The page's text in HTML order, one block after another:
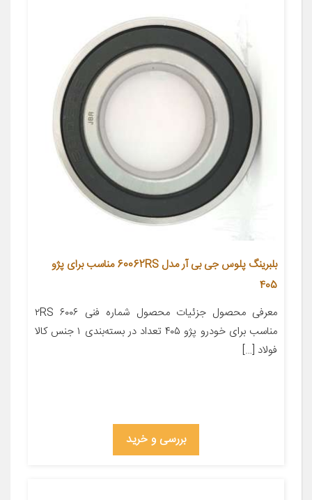
بلبرینگ پلوس جی بی آر مدل 60062RS مناسب برای پژو
405
معرفی محصول جزئیات محصول شماره فنی ۶۰۰۶ ۲RS
مناسب برای خودرو پژو ۴۰۵ تعداد در بسته‌بندی ۱ جنس کالا
فولاد […]
بررسی و خرید